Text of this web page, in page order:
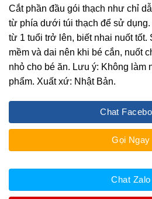
Cắt phần đầu gói thạch như chỉ
từ phía dưới túi thạch để sử
từ 1 tuổi trở lên, biết nhai nuốt tốt.
mềm và dai nên khi bé cắn, nuốt
nhỏ cho bé ăn. Lưu ý: Không làm
phẩm. Xuất xứ: Nhật Bản.
Chat
Gọi Ngay
Chat Zalo